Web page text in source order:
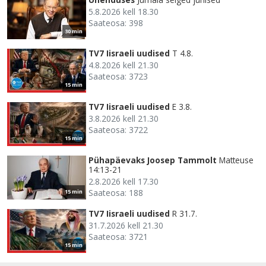
30 min
5.8.2026 kell 18.30
Saateosa: 398
15 min
TV7 Iisraeli uudised T 4.8.
4.8.2026 kell 21.30
Saateosa: 3723
15 min
TV7 Iisraeli uudised E 3.8.
3.8.2026 kell 21.30
Saateosa: 3722
15 min
Pühapäevaks Joosep Tammolt Matteuse
14:13-21
2.8.2026 kell 17.30
Saateosa: 188
15 min
TV7 Iisraeli uudised R 31.7.
31.7.2026 kell 21.30
Saateosa: 3721